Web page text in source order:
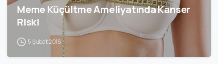
Meme Küçültme Ameliyatında Kanser
Riski
5 Şubat 2018